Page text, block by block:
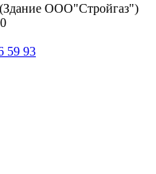
(Здание ООО"Стройгаз")
59 93